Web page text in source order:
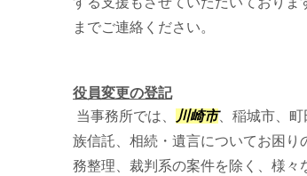
までご連絡ください。
役員変更の登記
当事務所では、
川崎市、稲城市、
族信託、相続・遺言についてお困
務整理、裁判系の案件を除く、様々